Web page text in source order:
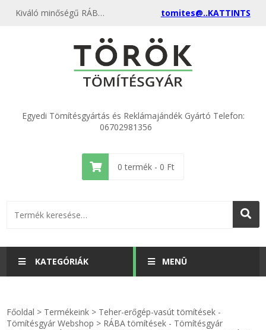
Kiváló minőségű RÁBA turbó nagy téglalap (022) kedvező áron, egyenest a gyártótól, rendeld meg most és csatlakozz a több ezer elégedett vásárlóhoz. tomites@..KATTINTS
Egyedi Tömítésgyártás és Reklámajándék Gyártó Telefon:
06702981356
0 termék - 0 Ft
KATEGÓRIÁK
KULCSTARTÓ - KULCSKARIKA
MENÜ
videók
Főoldal > Termékeink > Teher-erőgép-vasút tömítések -
Tömítésgyár Webshop > RÁBA tömítések - Tömítésgyár